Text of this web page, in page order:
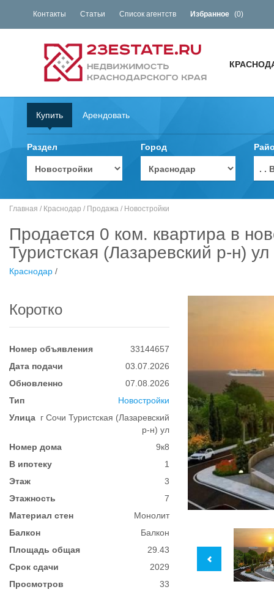
Контакты Статьи Список агентств Избранное (0)
Купить Арендовать
Раздел Город
. .
Главная / Краснодар / Продажа / Новостройки
Продается 0 ком. квартира в
Туристская (Лазаревский р-н) ул
Краснодар /
Коротко
Номер объявления
33144657
Дата подачи
03.07.2026
Обновленно
07.08.2026
Тип
Новостройки
Улица г Сочи Туристская (Лазаревский
р-н) ул
Номер дома
9к8
В ипотеку
1
Этаж
3
Этажность
7
Материал стен
Монолит
Балкон
Балкон
Площадь общая
29.43
Срок сдачи
2029
Просмотров
33